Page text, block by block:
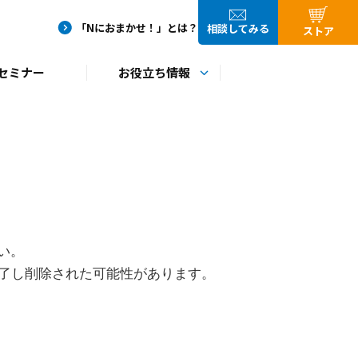
削除された可能性があります。